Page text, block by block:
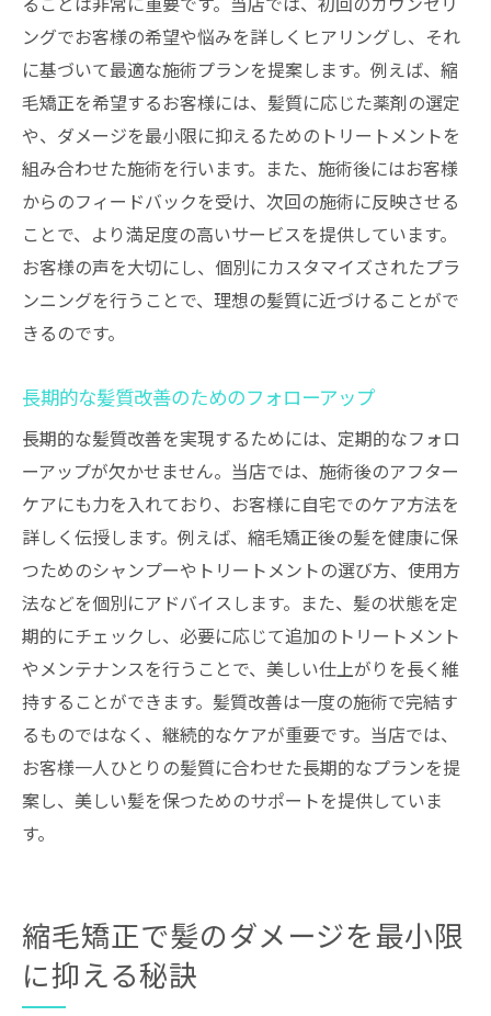
ることは非常に重要です。当店では、初回のカウンセリ
ングでお客様の希望や悩みを詳しくヒアリングし、それ
に基づいて最適な施術プランを提案します。例えば、縮
毛矯正を希望するお客様には、髪質に応じた薬剤の選定
や、ダメージを最小限に抑えるためのトリートメントを
組み合わせた施術を行います。また、施術後にはお客様
からのフィードバックを受け、次回の施術に反映させる
ことで、より満足度の高いサービスを提供しています。
お客様の声を大切にし、個別にカスタマイズされたプラ
ンニングを行うことで、理想の髪質に近づけることがで
きるのです。
長期的な髪質改善のためのフォローアップ
長期的な髪質改善を実現するためには、定期的なフォロ
ーアップが欠かせません。当店では、施術後のアフター
ケアにも力を入れており、お客様に自宅でのケア方法を
詳しく伝授します。例えば、縮毛矯正後の髪を健康に保
つためのシャンプーやトリートメントの選び方、使用方
法などを個別にアドバイスします。また、髪の状態を定
期的にチェックし、必要に応じて追加のトリートメント
やメンテナンスを行うことで、美しい仕上がりを長く維
持することができます。髪質改善は一度の施術で完結す
るものではなく、継続的なケアが重要です。当店では、
お客様一人ひとりの髪質に合わせた長期的なプランを提
案し、美しい髪を保つためのサポートを提供していま
す。
縮毛矯正で髪のダメージを最小限
に抑える秘訣